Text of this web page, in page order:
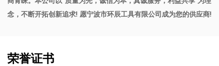
念，不断开拓创新追求! 愿宁波市环辰工具有限公司成为您的供应商!
荣誉证书